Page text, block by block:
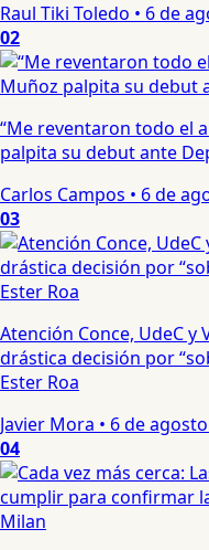
Raul Tiki Toledo • 6 de
02
“Me reventaron todo el
palpita su debut ante
Carlos Campos • 6 de
03
Atención Conce, UdeC y
drástica decisión por
Ester Roa
Javier Mora • 6 de
04